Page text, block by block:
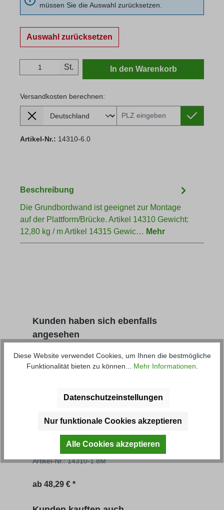
müssen Sie die Auswahl zurücksetzen.
Auswahl zurücksetzen
Produkt Anzahl: Gib den gewünschten
St. In den Warenkorb
Versandkosten berechnen:
Lieferland
Versandkosten berechnen:
Artikel-Nr.: 14310-6.0
Beschreibung
Die Grundbordwand ist geeignet zur Montage
auf der Plattform/Brücke. Artikel 14310 Gewicht:
12,80 kg / m Artikel 14315 Gewic… Mehr
Produktgalerie überspringen
Kunden haben sich ebenfalls
angesehen
Grundbordwand FS
Artikel-Nr.: 14310-1.8M
Regulärer Preis:
ab 48,29 € *
Produktgalerie überspringen
Diese Website verwendet Cookies, um Ihnen die bestmögliche
Funktionalität bieten zu können... Mehr Informationen
Datenschutzeinstellungen
Nur funktionale Cookies akzeptieren
Alle Cookies akzeptieren